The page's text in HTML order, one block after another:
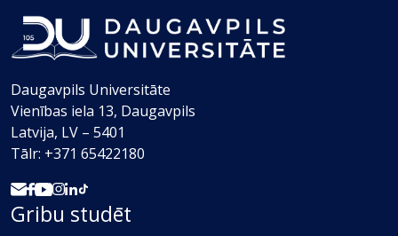
Daugavpils Universitāte
Vienības iela 13, Daugavpils
Latvija, LV – 5401
Tālr: +371 65422180
Gribu studēt